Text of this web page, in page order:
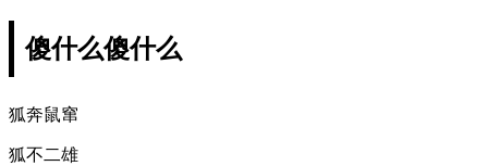
傻什么傻什么
狐奔鼠窜
狐不二雄